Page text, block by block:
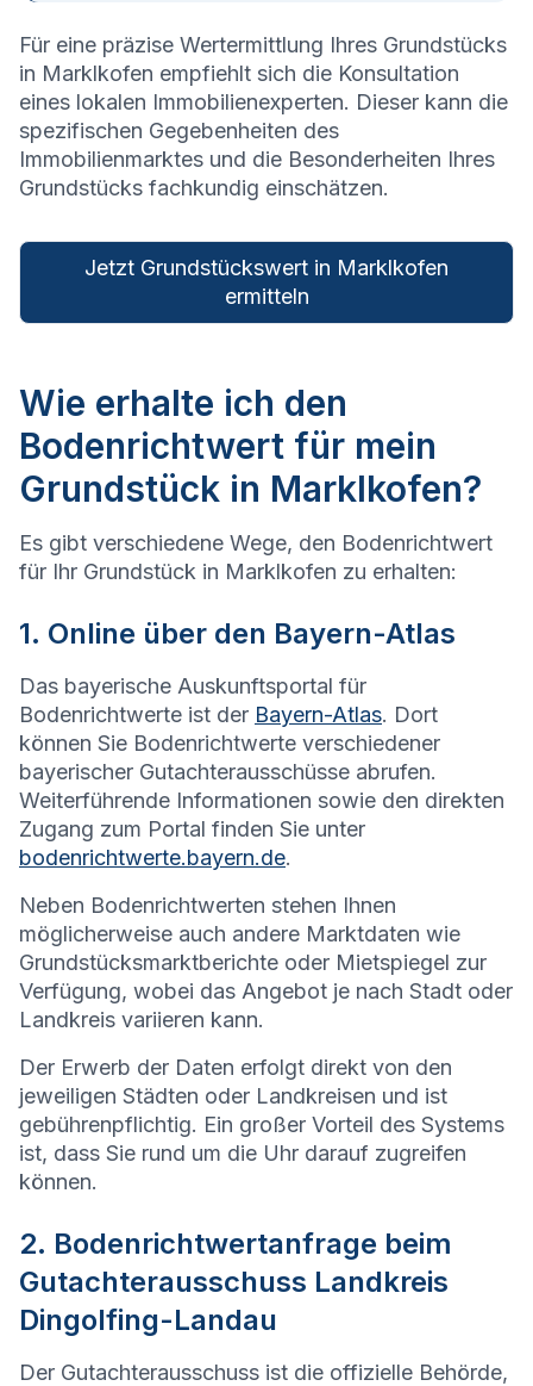
Für eine präzise Wertermittlung Ihres Grundstücks
in Marklkofen empfiehlt sich die Konsultation
eines lokalen Immobilienexperten. Dieser kann die
spezifischen Gegebenheiten des
Immobilienmarktes und die Besonderheiten Ihres
Grundstücks fachkundig einschätzen.
Jetzt Grundstückswert in Marklkofen
ermitteln
Wie erhalte ich den
Bodenrichtwert für mein
Grundstück in Marklkofen?
Es gibt verschiedene Wege, den Bodenrichtwert
für Ihr Grundstück in Marklkofen zu erhalten:
1. Online über den Bayern-Atlas
Das bayerische Auskunftsportal für
Bodenrichtwerte ist der Bayern-Atlas. Dort
können Sie Bodenrichtwerte verschiedener
bayerischer Gutachterausschüsse abrufen.
Weiterführende Informationen sowie den direkten
Zugang zum Portal finden Sie unter
bodenrichtwerte.bayern.de.
Neben Bodenrichtwerten stehen Ihnen
möglicherweise auch andere Marktdaten wie
Grundstücksmarktberichte oder Mietspiegel zur
Verfügung, wobei das Angebot je nach Stadt oder
Landkreis variieren kann.
Der Erwerb der Daten erfolgt direkt von den
jeweiligen Städten oder Landkreisen und ist
gebührenpflichtig. Ein großer Vorteil des Systems
ist, dass Sie rund um die Uhr darauf zugreifen
können.
2. Bodenrichtwertanfrage beim
Gutachterausschuss Landkreis
Dingolfing-Landau
Der Gutachterausschuss ist die offizielle Behörde,